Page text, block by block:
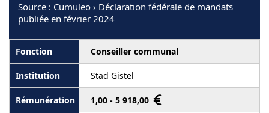
Source : Cumuleo › Déclaration fédérale de mandats
publiée en février 2024
Conseiller communal
Stad Gistel
1,00 - 5 918,00